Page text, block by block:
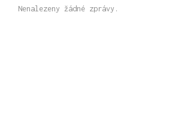
Nenalezeny žádné zprávy.